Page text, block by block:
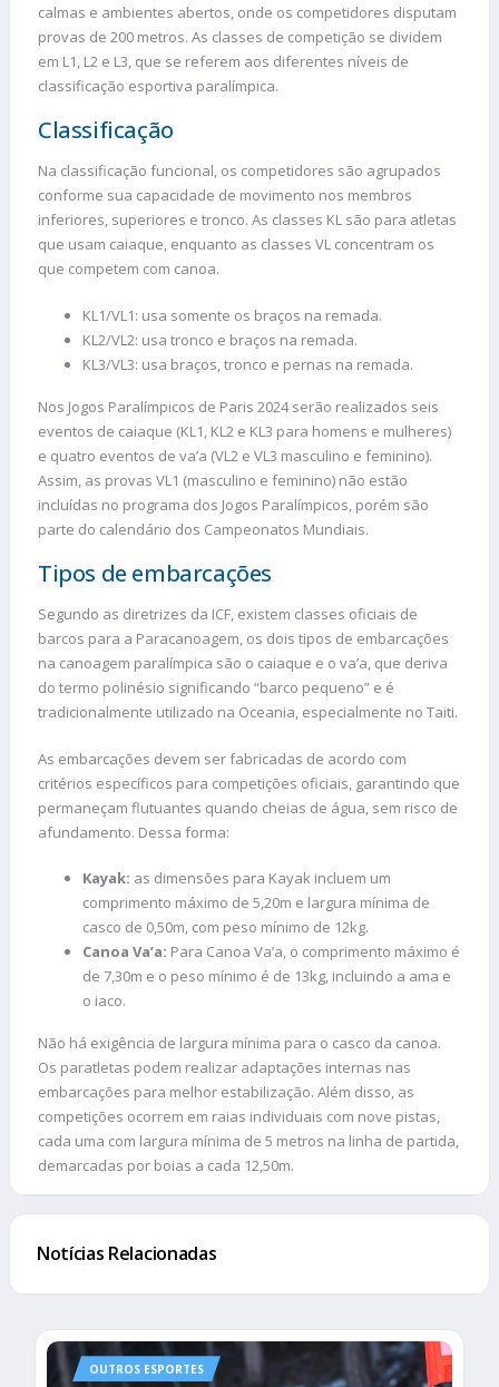
calmas e ambientes abertos, onde os competidores disputam
provas de 200 metros. As classes de competição se dividem
em L1, L2 e L3, que se referem aos diferentes níveis de
classificação esportiva paralímpica.
Classificação
Na classificação funcional, os competidores são agrupados
conforme sua capacidade de movimento nos membros
inferiores, superiores e tronco. As classes KL são para atletas
que usam caiaque, enquanto as classes VL concentram os
que competem com canoa.
KL1/VL1: usa somente os braços na remada.
KL2/VL2: usa tronco e braços na remada.
KL3/VL3: usa braços, tronco e pernas na remada.
Nos Jogos Paralímpicos de Paris 2024 serão realizados seis
eventos de caiaque (KL1, KL2 e KL3 para homens e mulheres)
e quatro eventos de va’a (VL2 e VL3 masculino e feminino).
Assim, as provas VL1 (masculino e feminino) não estão
incluídas no programa dos Jogos Paralímpicos, porém são
parte do calendário dos Campeonatos Mundiais.
Tipos de embarcações
Segundo as diretrizes da ICF, existem classes oficiais de
barcos para a Paracanoagem, os dois tipos de embarcações
na canoagem paralímpica são o caiaque e o va’a, que deriva
do termo polinésio significando “barco pequeno” e é
tradicionalmente utilizado na Oceania, especialmente no Taiti.
As embarcações devem ser fabricadas de acordo com
critérios específicos para competições oficiais, garantindo que
permaneçam flutuantes quando cheias de água, sem risco de
afundamento. Dessa forma:
Kayak: as dimensões para Kayak incluem um
comprimento máximo de 5,20m e largura mínima de
casco de 0,50m, com peso mínimo de 12kg.
Canoa Va’a: Para Canoa Va’a, o comprimento máximo é
de 7,30m e o peso mínimo é de 13kg, incluindo a ama e
o iaco.
Não há exigência de largura mínima para o casco da canoa.
Os paratletas podem realizar adaptações internas nas
embarcações para melhor estabilização. Além disso, as
competições ocorrem em raias individuais com nove pistas,
cada uma com largura mínima de 5 metros na linha de partida,
demarcadas por boias a cada 12,50m.
Notícias Relacionadas
OUTROS ESPORTES